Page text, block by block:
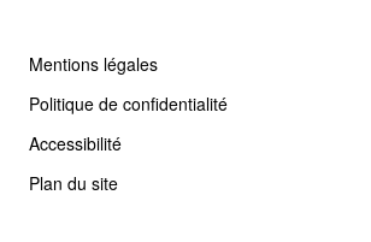
Mentions légales
Politique de confidentialité
Accessibilité
Plan du site